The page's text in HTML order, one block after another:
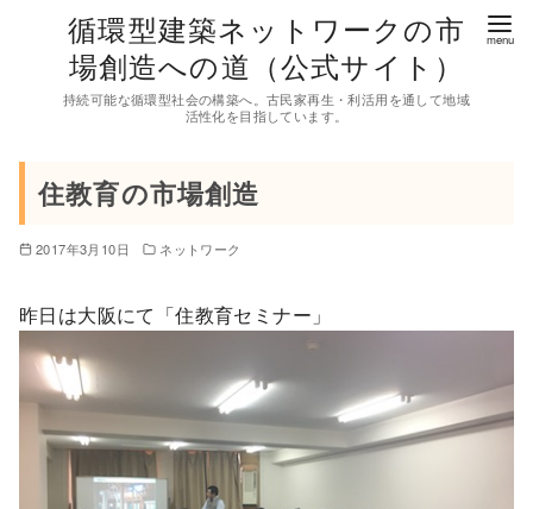
循環型建築ネットワークの市
場創造への道（公式サイト）
持続可能な循環型社会の構築へ。古民家再生・利活用を通して地域
活性化を目指しています。
住教育の市場創造
2017年3月10日 ネットワーク
昨日は大阪にて「住教育セミナー」